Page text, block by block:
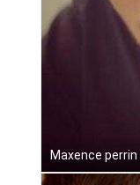
Maxence perrin